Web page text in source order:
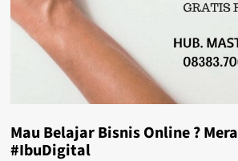
Mau Belajar Bisnis Online ?
#IbuDigital